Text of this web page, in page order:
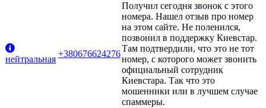
нейтральная
+380676624276
Получил сегодня звонок с этого
номера. Нашел отзыв про номер
на этом сайте. Не поленился,
позвонил в поддержку Киевстар.
Там подтвердили, что это не тот
номер, с которого может звонить
официальный сотрудник
Киевстара. Так что это
мошенники или в лучшем случае
спаммеры.